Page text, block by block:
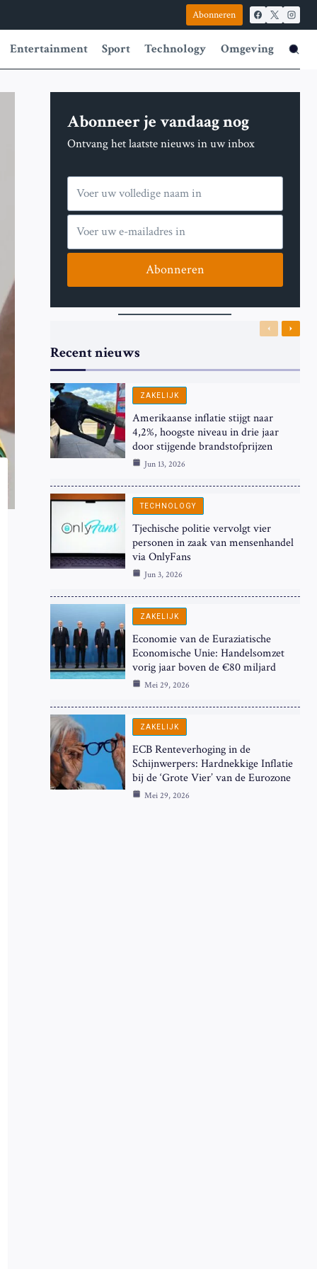
Abonneren
Entertainment Sport Technology Omgeving
Abonneer je vandaag nog
Ontvang het laatste nieuws in uw inbox
Abonneren
Recent nieuws
Previous
Next
ZAKELIJK
Amerikaanse inflatie stijgt naar
4,2%, hoogste niveau in drie jaar
door stijgende brandstofprijzen
Jun 13, 2026
TECHNOLOGY
Tjechische politie vervolgt vier
personen in zaak van mensenhandel
via OnlyFans
Jun 3, 2026
ZAKELIJK
Economie van de Euraziatische
Economische Unie: Handelsomzet
vorig jaar boven de €80 miljard
Mei 29, 2026
ZAKELIJK
ECB Renteverhoging in de
Schijnwerpers: Hardnekkige Inflatie
bij de ‘Grote Vier’ van de Eurozone
Mei 29, 2026